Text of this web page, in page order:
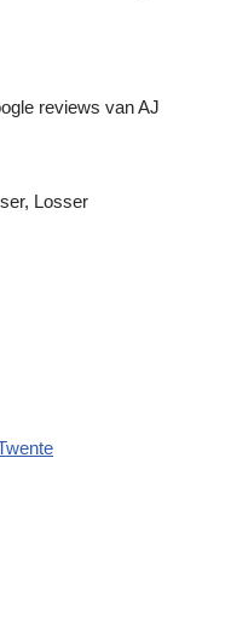
reviews van AJ
Losser